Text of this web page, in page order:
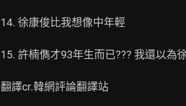
14. 徐康俊比我想像中年輕
15. 許楠儁才93年生而已??? 我還以為
翻譯cr.韓網評論翻譯站